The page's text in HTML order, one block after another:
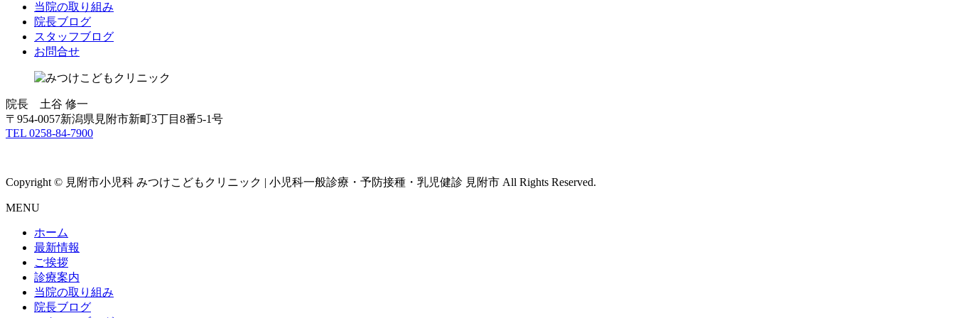
当院の取り組み
院長ブログ
スタッフブログ
お問合せ
院長 土谷 修一
〒954-0057新潟県見附市新町3丁目8番5-1号
TEL 0258-84-7900
Copyright © 見附市小児科 みつけこどもクリニック | 小児科一般診療・予防接種・乳児健診 見附市 All Rights Reserved.
MENU
ホーム
最新情報
ご挨拶
診療案内
当院の取り組み
院長ブログ